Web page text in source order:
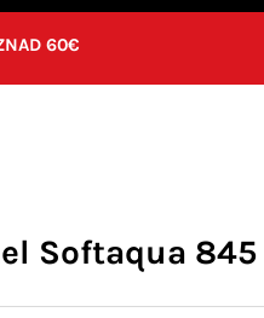
60€
Softaqua 845